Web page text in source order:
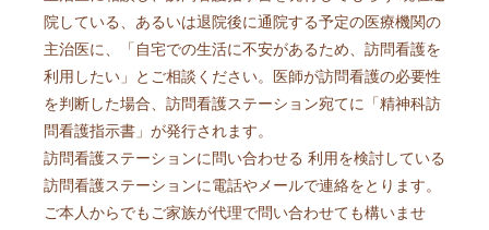
院している、あるいは退院後に通院する予定の医療機関の
主治医に、「自宅での生活に不安があるため、訪問看護を
利用したい」とご相談ください。医師が訪問看護の必要性
を判断した場合、訪問看護ステーション宛てに「精神科訪
問看護指示書」が発行されます。
訪問看護ステーションに問い合わせる 利用を検討している
訪問看護ステーションに電話やメールで連絡をとります。
ご本人からでもご家族が代理で問い合わせても構いませ